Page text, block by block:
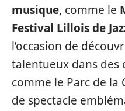
musique, comme le
Festival Lillois de
l’occasion de
talentueux dans des
comme le Parc de la
de spectacle